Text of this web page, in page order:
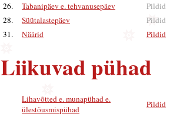
26.
Tabanipäev e. tehvanusepäev
Pildid
28.
Süütalastepäev
Pildid
31.
Näärid Pildid
Liikuvad pühad
Lihavõtted e. munapühad e.
ülestõusmispühad
Pildid